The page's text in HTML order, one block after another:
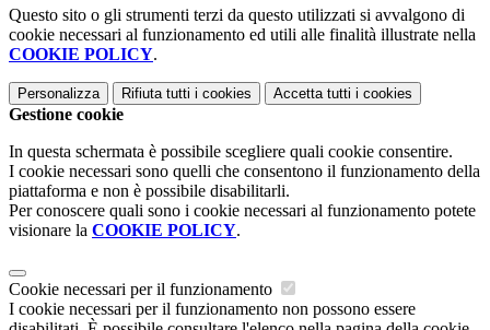
Questo sito o gli strumenti terzi da questo utilizzati si avvalgono di
cookie necessari al funzionamento ed utili alle finalità illustrate nella
COOKIE POLICY.
Personalizza Rifiuta tutti i cookies Accetta tutti i cookies
Gestione cookie
In questa schermata è possibile scegliere quali cookie consentire.
I cookie necessari sono quelli che consentono il funzionamento della
piattaforma e non è possibile disabilitarli.
Per conoscere quali sono i cookie necessari al funzionamento potete
visionare la COOKIE POLICY.
Cookie necessari per il funzionamento
I cookie necessari per il funzionamento non possono essere